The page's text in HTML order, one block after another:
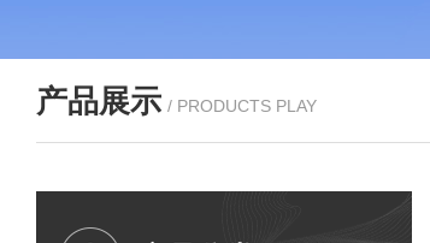
产品展示 / PRODUCTS PLAY